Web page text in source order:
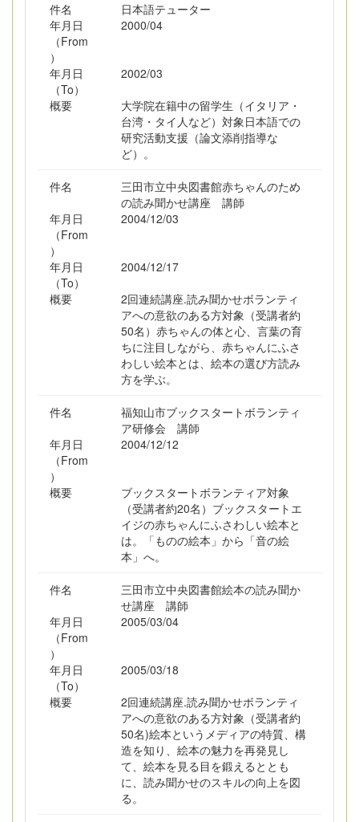
件名
日本語テューター
年月日
（From
）
2000/04
年月日
（To）
2002/03
概要
大学院在籍中の留学生（イタリア・
台湾・タイ人など）対象日本語での
研究活動支援（論文添削指導な
ど）。
件名
三田市立中央図書館赤ちゃんのため
の読み聞かせ講座 講師
年月日
（From
）
2004/12/03
年月日
（To）
2004/12/17
概要
2回連続講座.読み聞かせボランティ
アへの意欲のある方対象（受講者約
50名）赤ちゃんの体と心、言葉の育
ちに注目しながら、赤ちゃんにふさ
わしい絵本とは、絵本の選び方読み
方を学ぶ。
件名
福知山市ブックスタートボランティ
ア研修会 講師
年月日
（From
）
2004/12/12
概要
ブックスタートボランティア対象
（受講者約20名）ブックスタートエ
イジの赤ちゃんにふさわしい絵本と
は。「ものの絵本」から「音の絵
本」へ。
件名
三田市立中央図書館絵本の読み聞か
せ講座 講師
年月日
（From
）
2005/03/04
年月日
（To）
2005/03/18
概要
2回連続講座.読み聞かせボランティ
アへの意欲のある方対象（受講者約
50名)絵本というメディアの特質、構
造を知り、絵本の魅力を再発見し
て、絵本を見る目を鍛えるととも
に、読み聞かせのスキルの向上を図
る。